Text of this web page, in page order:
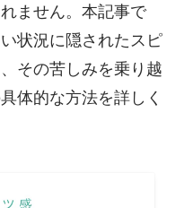
ません。本記事で
状況に隠されたスピ
その苦しみを乗り越
体的な方法を詳しく